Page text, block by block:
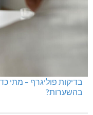
בדיקות פוליגרף – מתי
בהשערות?